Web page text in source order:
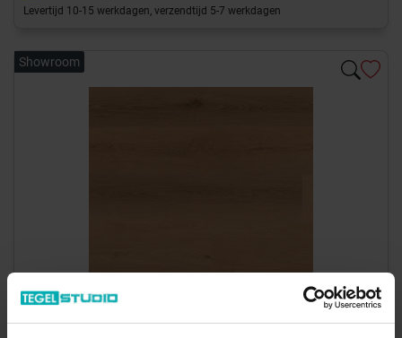
Levertijd 10-15 werkdagen, verzendtijd 5-7 werkdagen
Showroom